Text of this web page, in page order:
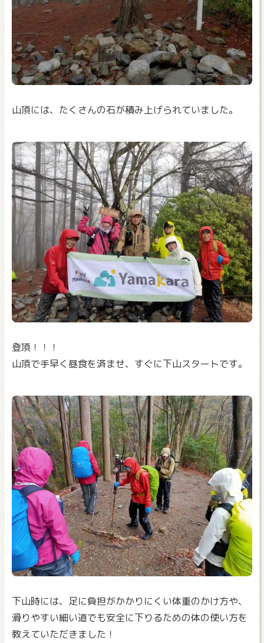
山頂には、たくさんの石が積み上げられていました。
登頂！！！
山頂で手早く昼食を済ませ、すぐに下山スタートです。
下山時には、足に負担がかかりにくい体重のかけ方や、
滑りやすい細い道でも安全に下りるための体の使い方を
教えていただきました！